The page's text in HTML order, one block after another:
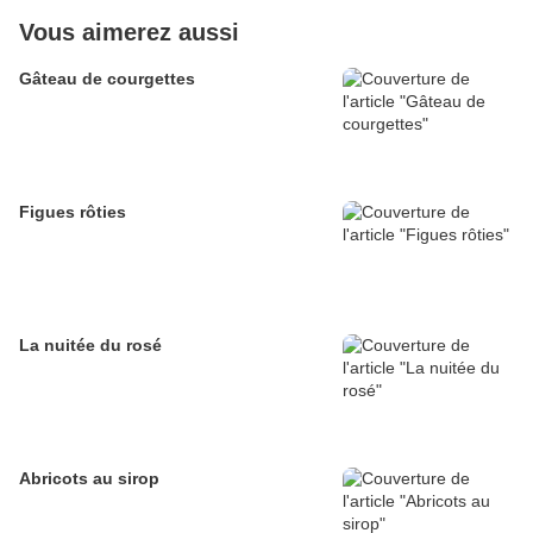
Vous aimerez aussi
Gâteau de courgettes
Figues rôties
La nuitée du rosé
Abricots au sirop